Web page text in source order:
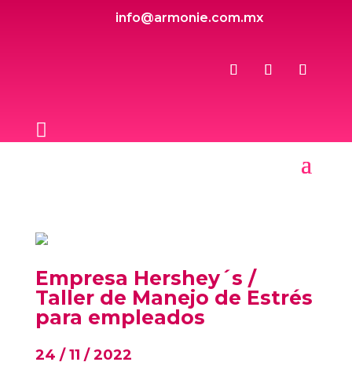
info@armonie.com.mx

Empresa Hershey´s /
Taller de Manejo de Estrés
para empleados
24 / 11 / 2022